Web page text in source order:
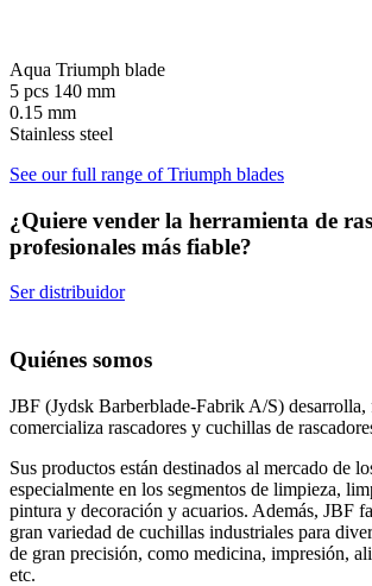
Aqua Triumph blade
5 pcs 140 mm
0.15 mm
Stainless steel
See our full range of Triumph blades
¿Quiere vender la herramienta de
profesionales más fiable?
Ser distribuidor
Quiénes somos
JBF (Jydsk Barberblade-Fabrik A/S) desarrolla,
comercializa rascadores y cuchillas de
Sus productos están destinados al mercado de
especialmente en los segmentos de limpieza,
pintura y decoración y acuarios. Además, JBF
gran variedad de cuchillas industriales para
de gran precisión, como medicina, impresión,
etc.